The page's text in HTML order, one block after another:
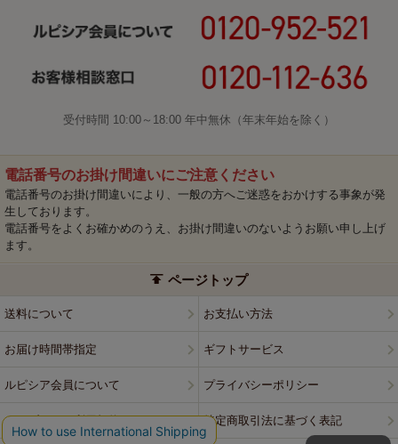
受付時間 10:00～18:00 年中無休（年末年始を除く）
電話番号のお掛け間違いにご注意ください
電話番号のお掛け間違いにより、一般の方へご迷惑をおかけする事象が発
生しております。
電話番号をよくお確かめのうえ、お掛け間違いのないようお願い申し上げ
ます。
ページトップ
送料について お支払い方法
お届け時間帯指定 ギフトサービス
ルピシア会員について プライバシーポリシー
ウェブサイト利用規約 特定商取引法に基づく表記